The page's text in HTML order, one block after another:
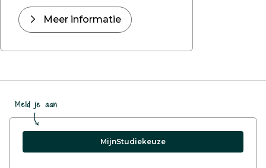
Meer informatie
Meld je aan
MijnStudiekeuze